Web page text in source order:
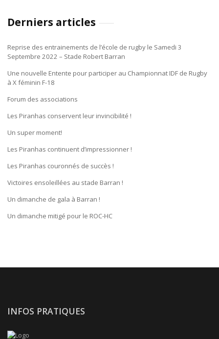
Derniers articles
Reprise des entrainements de l’école de rugby le Samedi 3
Septembre 2022 – Stade Robert Barran
Une nouvelle Entente pour participer au Championnat IDF de Rugby
à X féminin F-18
Forum des associations
Les Piranhas conservent leur invincibilité !
Un super moment!
Les Piranhas continuent d’impressionner !
Les Piranhas couronnés de succès !
Victoires ensoleillées au stade Barran !
Un dimanche de gala à Barran !
Un dimanche mitigé pour le ROC-HC
INFOS PRATIQUES